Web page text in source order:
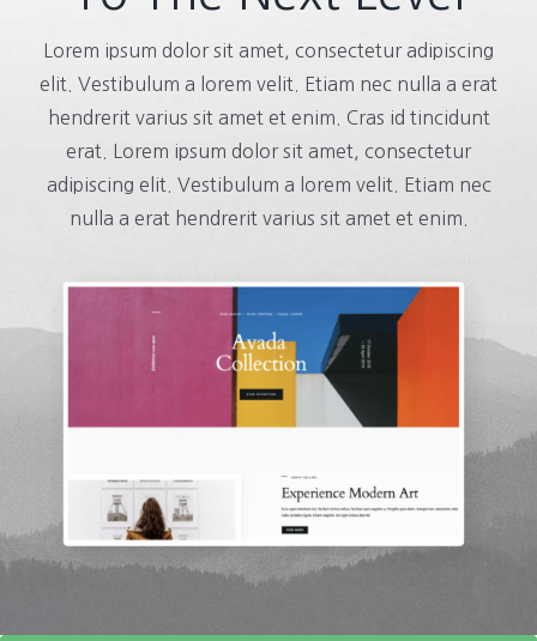
Lorem ipsum dolor sit amet, consectetur adipiscing
elit. Vestibulum a lorem velit. Etiam nec nulla a erat
hendrerit varius sit amet et enim. Cras id tincidunt
erat. Lorem ipsum dolor sit amet, consectetur
adipiscing elit. Vestibulum a lorem velit. Etiam nec
nulla a erat hendrerit varius sit amet et enim.